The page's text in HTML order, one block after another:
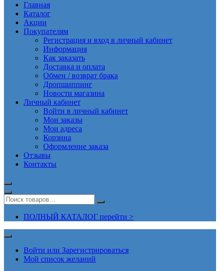
Главная
Каталог
Акции
Покупателям
Регистрация и вход в личный кабинет
Информация
Как заказать
Доставка и оплата
Обмен / возврат брака
Дропшиппинг
Новости магазина
Личный кабинет
Войти в личный кабинет
Мои заказы
Мои адреса
Корзина
Оформление заказа
Отзывы
Контакты
ПОЛНЫЙ КАТАЛОГ перейти >
Войти или Зарегистрироваться
Мой список желаний